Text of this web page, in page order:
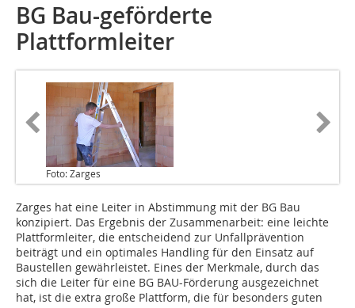
BG Bau-geförderte
Plattformleiter
Foto: Zarges
Zarges hat eine Leiter in Abstimmung mit der BG Bau
konzipiert. Das Ergebnis der Zusammenarbeit: eine leichte
Plattformleiter, die entscheidend zur Unfallprävention
beiträgt und ein optimales Handling für den Einsatz auf
Baustellen gewährleistet. Eines der Merkmale, durch das
sich die Leiter für eine BG BAU-Förderung ausgezeichnet
hat, ist die extra große Plattform, die für besonders guten